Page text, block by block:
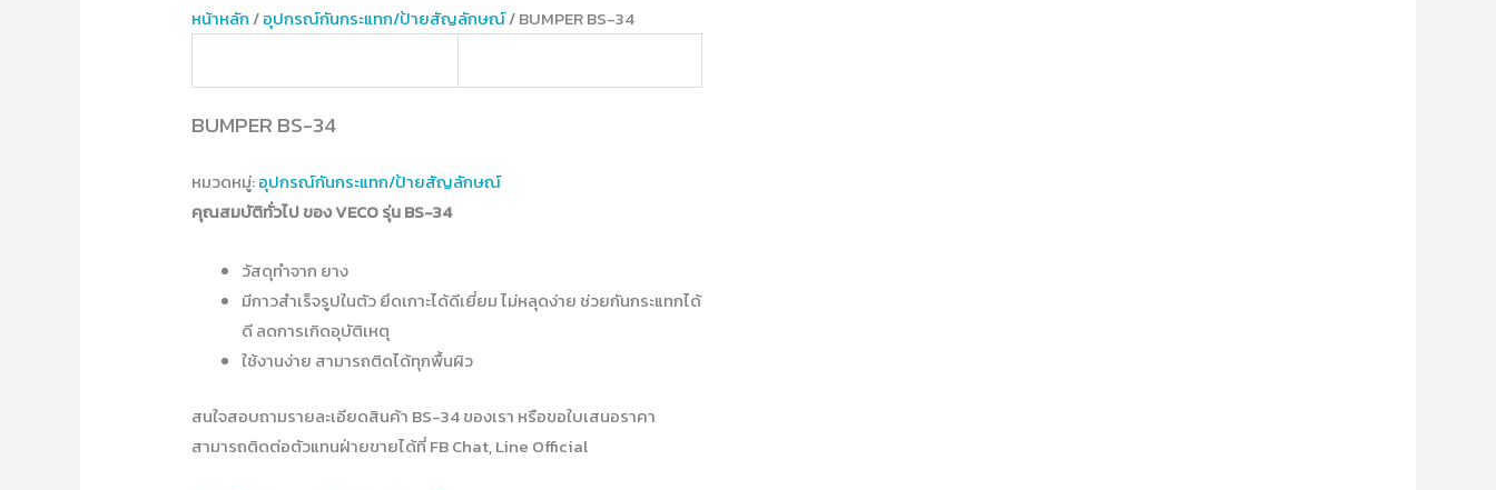
หน้าหลัก /อุปกรณ์​กันกระแทก/ป้ายสัญลักษณ์/ BUMPER BS-34
BUMPER BS-34
หมวดหมู่:อุปกรณ์​กันกระแทก/ป้ายสัญลักษณ์
คุณสมบัติทั่วไป ของ VECO รุ่น BS-34
วัสดุทำจาก ยาง
มีกาวสำเร็จรูปในตัว ยึดเกาะได้ดีเยี่ยม ไม่หลุดง่าย ช่วยกันกระแทกได้
ดี ลดการเกิดอุบัติเหตุ
ใช้งานง่าย สามารถติดได้ทุกพื้นผิว
สนใจสอบถามรายละเอียดสินค้า BS-34 ของเรา หรือขอใบเสนอราคา
สามารถติดต่อตัวแทนฝ่ายขายได้ที่ FB Chat, Line Official